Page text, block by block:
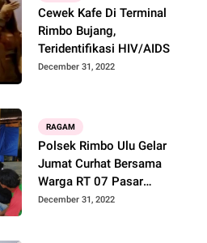
Cewek Kafe Di Terminal
Rimbo Bujang,
Teridentifikasi HIV/AIDS
December 31, 2022
RAGAM
Polsek Rimbo Ulu Gelar
Jumat Curhat Bersama
Warga RT 07 Pasar
Kembang Rimbo Ulu
December 31, 2022